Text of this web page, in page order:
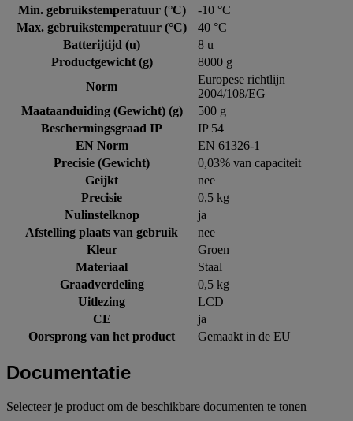
Min. gebruikstemperatuur (°C)
-10 °C
Max. gebruikstemperatuur (°C)
40 °C
Batterijtijd (u)
8 u
Productgewicht (g)
8000 g
Norm
Europese richtlijn
2004/108/EG
Maataanduiding (Gewicht) (g)
500 g
Beschermingsgraad IP
IP 54
EN Norm
EN 61326-1
Precisie (Gewicht)
0,03% van capaciteit
Geijkt
nee
Precisie
0,5 kg
Nulinstelknop
ja
Afstelling plaats van gebruik
nee
Kleur
Groen
Materiaal
Staal
Graadverdeling
0,5 kg
Uitlezing
LCD
CE
ja
Oorsprong van het product
Gemaakt in de EU
Documentatie
Selecteer je product om de beschikbare documenten te tonen